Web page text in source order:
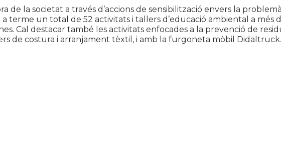
de la societat a través d’accions de sensibilització envers la
terme un total de 52 activitats i tallers d’educació ambiental a més
Cal destacar també les activitats enfocades a la prevenció de
de costura i arranjament tèxtil, i amb la furgoneta mòbil Didaltruck.